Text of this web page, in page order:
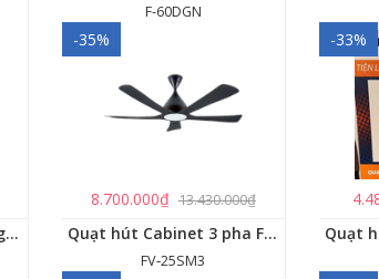
F-60DGN
-35%
8.700.000₫ 13.430.000₫
-33%
Quạt hút âm trần, không dùng ống dẫn Panasonic - FV-15TGU1 Quạt hút Cabinet 3 pha FV‑25SM3
FV‑25SM3